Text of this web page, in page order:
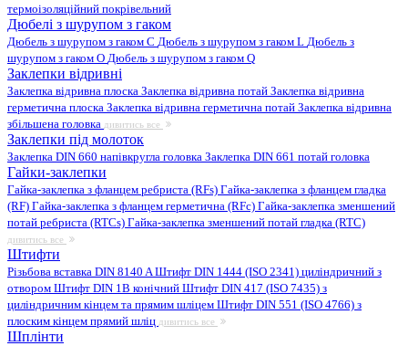
термоізоляційний покрівельний
Дюбелі з шурупом з гаком
Дюбель з шурупом з гаком C Дюбель з шурупом з гаком L Дюбель з
шурупом з гаком O Дюбель з шурупом з гаком Q
Заклепки відривні
Заклепка відривна плоска Заклепка відривна потай Заклепка відривна
герметична плоска Заклепка відривна герметична потай Заклепка відривна
збільшена головка дивитись все
Заклепки під молоток
Заклепка DIN 660 напівкругла головка Заклепка DIN 661 потай головка
Гайки-заклепки
Гайка-заклепка з фланцем ребриста (RFs) Гайка-заклепка з фланцем гладка
(RF) Гайка-заклепка з фланцем герметична (RFc) Гайка-заклепка зменшений
потай ребриста (RTCs) Гайка-заклепка зменшений потай гладка (RTC)
дивитись все
Штифти
Різьбова вставка DIN 8140 AШтифт DIN 1444 (ISO 2341) циліндричний з
отвором Штифт DIN 1B конічний Штифт DIN 417 (ISO 7435) з
циліндричним кінцем та прямим шліцем Штифт DIN 551 (ISO 4766) з
плоским кінцем прямий шліц дивитись все
Шплінти